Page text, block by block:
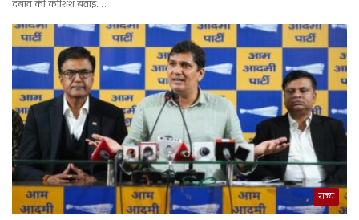
दबाव की कोशिश बताई.…
राज्य